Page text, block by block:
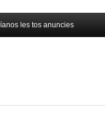
les tos anuncies